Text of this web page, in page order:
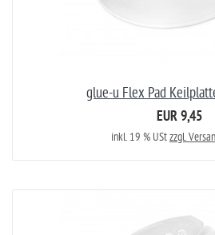
glue-u Flex Pad
EUR 9,45
inkl. 19 % UStzzgl.